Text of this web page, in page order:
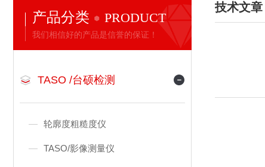
产品分类 PRODUCT
我们相信好的产品是信誉的保证！
TASO /台硕检测
轮廓度粗糙度仪
TASO/影像测量仪
技术文章